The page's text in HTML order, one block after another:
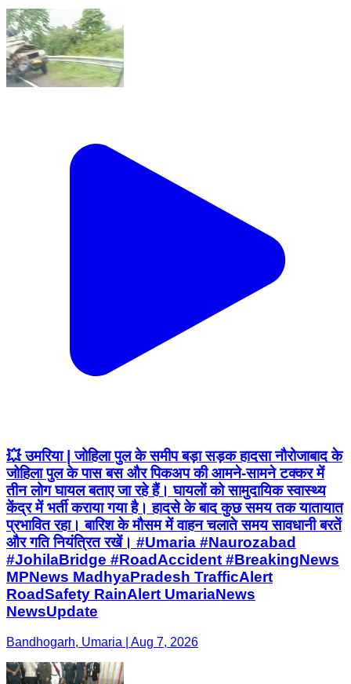
💥 उमरिया | जोहिला पुल के समीप बड़ा सड़क हादसा नौरोजाबाद के
जोहिला पुल के पास बस और पिकअप की आमने-सामने टक्कर में
तीन लोग घायल बताए जा रहे हैं। घायलों को सामुदायिक स्वास्थ्य
केंद्र में भर्ती कराया गया है। हादसे के बाद कुछ समय तक यातायात
प्रभावित रहा। बारिश के मौसम में वाहन चलाते समय सावधानी बरतें
और गति नियंत्रित रखें। #Umaria #Naurozabad
#JohilaBridge #RoadAccident #BreakingNews
MPNews MadhyaPradesh TrafficAlert
RoadSafety RainAlert UmariaNews
NewsUpdate
Bandhogarh, Umaria | Aug 7, 2026